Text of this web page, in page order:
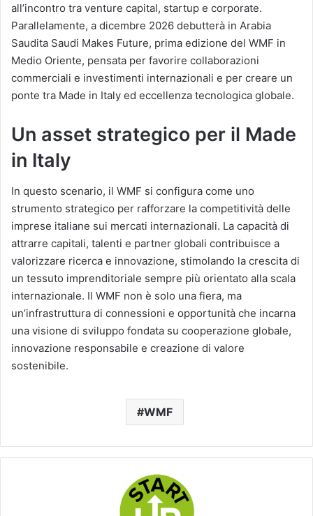
all’incontro tra venture capital, startup e corporate.
Parallelamente, a dicembre 2026 debutterà in Arabia
Saudita Saudi Makes Future, prima edizione del WMF in
Medio Oriente, pensata per favorire collaborazioni
commerciali e investimenti internazionali e per creare un
ponte tra Made in Italy ed eccellenza tecnologica globale.
Un asset strategico per il Made
in Italy
In questo scenario, il WMF si configura come uno
strumento strategico per rafforzare la competitività delle
imprese italiane sui mercati internazionali. La capacità di
attrarre capitali, talenti e partner globali contribuisce a
valorizzare ricerca e innovazione, stimolando la crescita di
un tessuto imprenditoriale sempre più orientato alla scala
internazionale. Il WMF non è solo una fiera, ma
un’infrastruttura di connessioni e opportunità che incarna
una visione di sviluppo fondata su cooperazione globale,
innovazione responsabile e creazione di valore
sostenibile.
WMF